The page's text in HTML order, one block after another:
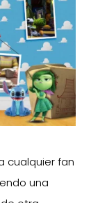
cualquier fan
una